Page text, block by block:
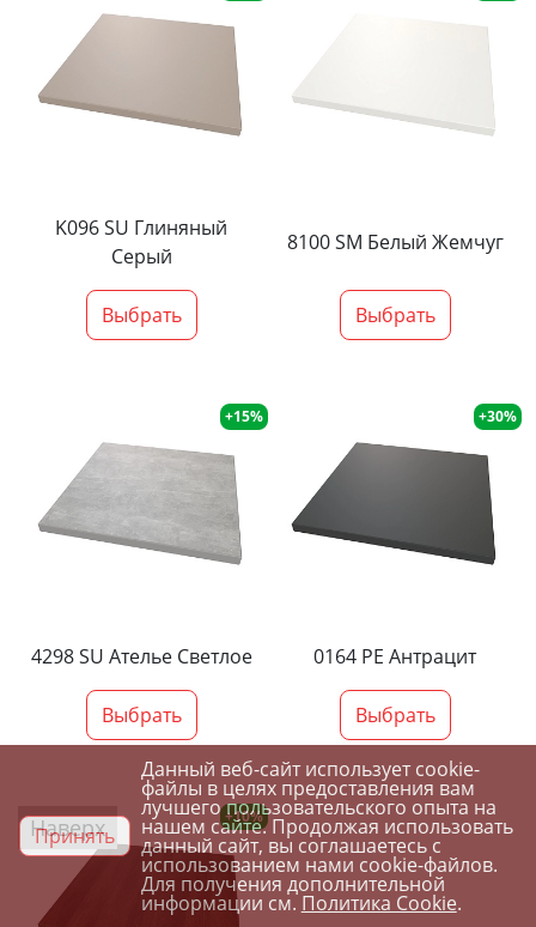
K096 SU Глиняный
Серый
Выбрать
8100 SM Белый Жемчуг
Выбрать
+15%
4298 SU Ателье Светлое
Выбрать
+30%
0164 PE Антрацит
Выбрать
+10%
Наверх
Принять
Данный веб-сайт использует cookie-
файлы в целях предоставления вам
лучшего пользовательского опыта на
нашем сайте. Продолжая использовать
данный сайт, вы соглашаетесь с
использованием нами cookie-файлов.
Для получения дополнительной
информации см.Политика Cookie.